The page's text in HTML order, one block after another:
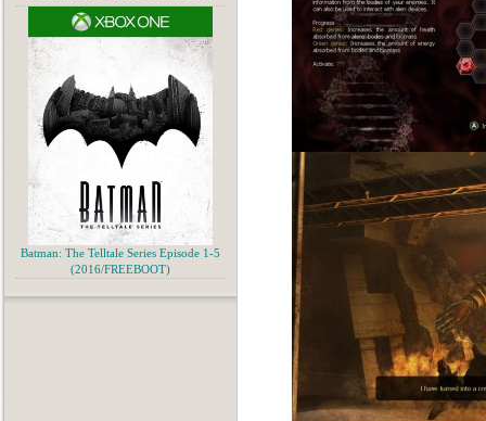
Batman: The Telltale Series Episode 1-5
(2016/FREEBOOT)